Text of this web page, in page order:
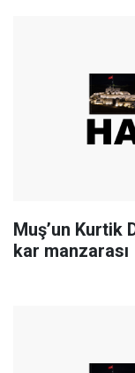
Muş’un Kurtik
kar manzarası